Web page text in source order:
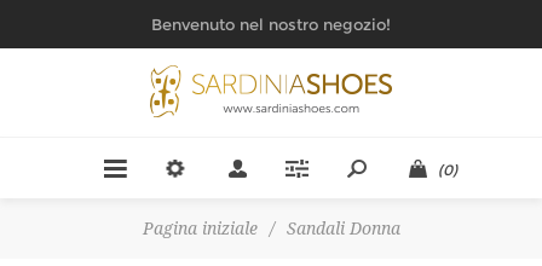
Benvenuto nel nostro negozio!
(0)
Pagina iniziale / Sandali Donna